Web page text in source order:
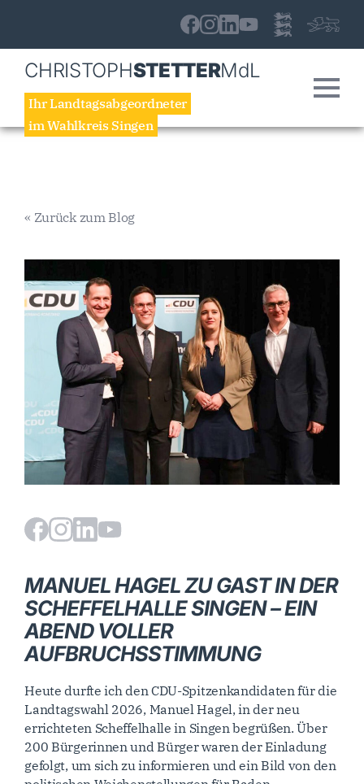
CHRISTOPHSTETTERMdL
Ihr Landtagsabgeordneter
im Wahlkreis Singen
« Zurück zum Blog
MANUEL HAGEL ZU GAST IN DER
SCHEFFELHALLE SINGEN – EIN
ABEND VOLLER
AUFBRUCHSSTIMMUNG
Heute durfte ich den CDU-Spitzenkandidaten für die
Landtagswahl 2026, Manuel Hagel, in der neu
errichteten Scheffelhalle in Singen begrüßen. Über
200 Bürgerinnen und Bürger waren der Einladung
gefolgt, um sich zu informieren und ein Bild von den